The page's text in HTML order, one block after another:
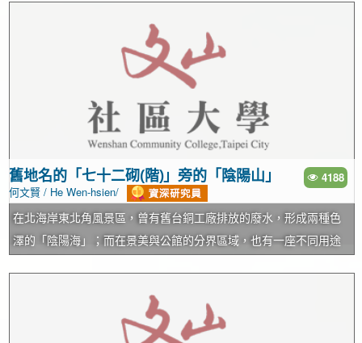
路相通，如興隆路原來只到三段再興學校前，後來把丘陵切除，變
成興隆路四段通往木柵，因此興隆路三段與四段的分界不是在木柵
路，而是往前約百公尺的再興學校。萬芳路也是將丘陵剷除，由興
隆路與木柵路相通。 有些道路是直接越過山丘，如萬芳社區的萬美
街，由萬芳路越過140高地連接辛亥路。如果丘陵太高、太陡無法剷
除，也無法橫越，那就要挖築山洞貫穿丘陵，形成隧道。 文山區山
多，因此隧道也很多，隧道數量和橋樑一樣，也是台北第一。 目前
在文山區的隧道有(如上圖)： (一)福爾摩莎高速公路(國道三號)木柵
隧道：在木柵交流道與新店交流道之間。 (二)國道3號台北聯絡道
(國道3甲)台北隧道：由木柵交流道通往辛亥路。 (三)信義快速道路
中埔山東峰，由捷運辛亥站通往麟光站。 (六)辛亥隧道：穿越中埔
山，由景美通往大安區(辛亥路三段與四段之間) 。 (七)懷恩隧道：
舊地名的「七十二砌(階)」旁的「陰陽山」
何文賢 / He Wen-hsien/
4188
在北海岸東北角風景區，曾有舊台銅工廠排放的廢水，形成兩種色
澤的「陰陽海」；而在景美與公館的分界區域，也有一座不同用途
「興福庄(十五分庄)」的行政區域劃分線。在興福庄的區域，舊地名
稱「七十二砌(階)」，此地為舊時興福庄通往萬盛庄的捷徑，因需經